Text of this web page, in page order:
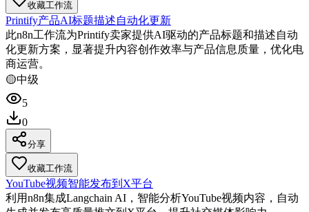
收藏工作流
Printify产品AI标题描述自动化更新
此n8n工作流为Printify卖家提供AI驱动的产品标题和描述自动
化更新方案，显著提升内容创作效率与产品信息质量，优化电
商运营。
🟡中级
5
0
分享
收藏工作流
YouTube视频智能发布到X平台
利用n8n集成Langchain AI，智能分析YouTube视频内容，自动